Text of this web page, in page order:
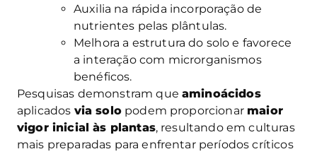
Auxilia na rápida incorporação de
nutrientes pelas plântulas.
Melhora a estrutura do solo e favorece
a interação com microrganismos
benéficos.
Pesquisas demonstram que aminoácidos
aplicados via solopodem proporcionar maior
vigor inicial às plantas, resultando em culturas
mais preparadas para enfrentar períodos críticos